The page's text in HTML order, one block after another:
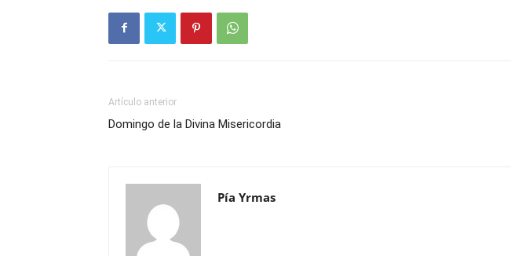
Artículo anterior
Domingo de la Divina Misericordia
Pía Yrmas